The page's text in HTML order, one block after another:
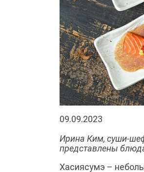
09.09.2023
Ирина Ким, суши-
представлены
Хасиясумэ –